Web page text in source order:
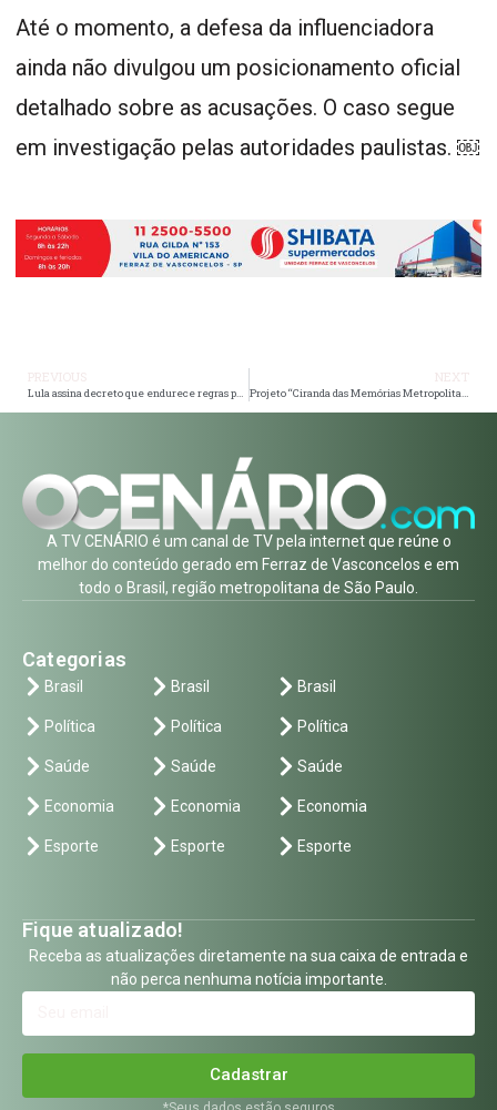
Até o momento, a defesa da influenciadora
ainda não divulgou um posicionamento oficial
detalhado sobre as acusações. O caso segue
em investigação pelas autoridades paulistas. ￼
Lula assina decreto que endurece regras para big techs e amplia punições por conteúdo criminoso Projeto “Ciranda das Memórias Metropolitanas” promove acolhimento e fortalecimento de vínculos em Ferraz
A TV CENÁRIO é um canal de TV pela internet que reúne o
melhor do conteúdo gerado em Ferraz de Vasconcelos e em
todo o Brasil, região metropolitana de São Paulo.
Categorias
Brasil
Política
Saúde
Economia
Esporte
Brasil
Política
Saúde
Economia
Esporte
Brasil
Política
Saúde
Economia
Esporte
Fique atualizado!
Receba as atualizações diretamente na sua caixa de entrada e
não perca nenhuma notícia importante.
Cadastrar